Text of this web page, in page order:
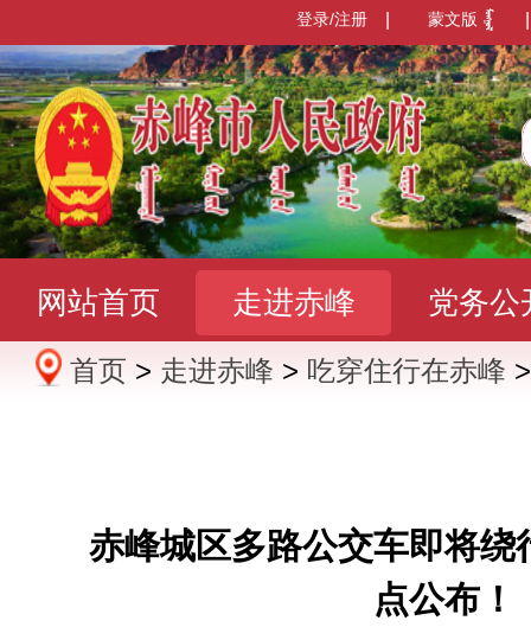
蒙文版
登录/注册
网站首页 走进赤峰 党务公
办事服务 政民互动 数据发
首页 > 走进赤峰 > 吃穿住行在赤峰
赤峰城区多路公交车即将绕
点公布！